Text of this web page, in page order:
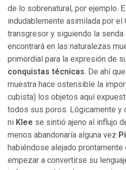
de lo sobrenatural, por ejemplo.
indudablemente asimilada por el
transgresor y siguiendo la senda
encontrará en las naturalezas
primordial para la expresión de
conquistas técnicas. De ahí
muestra hace ostensible la
cubista) los objetos aquí
todos sus poros. Lógicamente y
ni Klee se sintió ajeno al influjo
menos abandonaría alguna vez
habiéndose alejado prontamente
empezar a convertirse su